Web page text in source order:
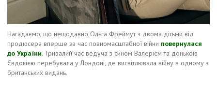
Нагадаємо, що нещодавно Ольга Фреймут з двома дітьми від
продюсера вперше за час повномасштабної війни повернулася
до України. Тривалий час ведуча з сином Валерієм та донькою
Євдокією перебувала у Лондоні, де висвітлювала війну в одному з
британських видань.